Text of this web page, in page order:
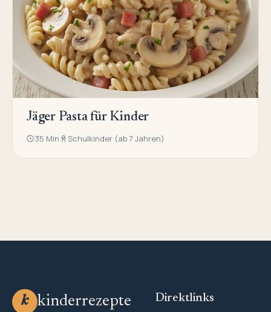
Jäger Pasta für Kinder
35 Min Schulkinder (ab 7 Jahren)
k kinderrezepte Direktlinks